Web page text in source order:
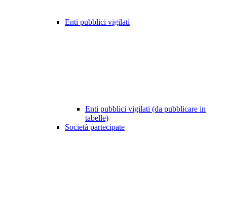
Enti pubblici vigilati
Enti pubblici vigilati (da pubblicare in
tabelle)
Società partecipate